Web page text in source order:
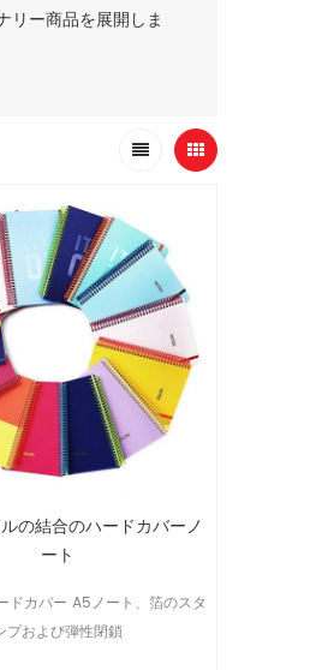
リー商品を展開しま
の結合のハードカバーノ
ート
ドカバー A5ノート、箔のスタ
プおよび弾性閉鎖